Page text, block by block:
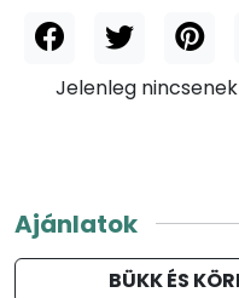
Jelenleg
Ajánlatok
BÜKK ÉS